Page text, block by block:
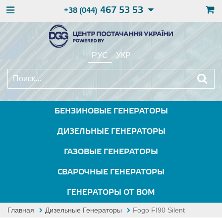
+38 (044) 467 53 53
РУС УКР
БЕНЗИНОВЫЕ ГЕНЕРАТОРЫ
ДИЗЕЛЬНЫЕ ГЕНЕРАТОРЫ
ГАЗОВЫЕ ГЕНЕРАТОРЫ
СВАРОЧНЫЕ ГЕНЕРАТОРЫ
ГЕНЕРАТОРЫ ОТ ВОМ
Главная Дизельные Генераторы Fogo FI90 Silent